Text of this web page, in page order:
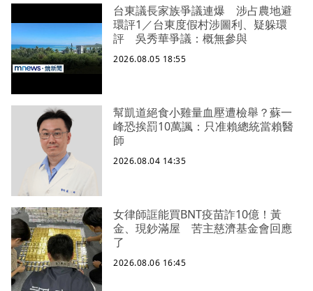
台東議長家族爭議連爆 涉占農地避
環評1／台東度假村涉圖利、疑躲環
評 吳秀華爭議：概無參與
2026.08.05 18:55
幫凱道絕食小雞量血壓遭檢舉？蘇一
峰恐挨罰10萬諷：只准賴總統當賴醫
師
2026.08.04 14:35
女律師誆能買BNT疫苗詐10億！黃
金、現鈔滿屋 苦主慈濟基金會回應
了
2026.08.06 16:45